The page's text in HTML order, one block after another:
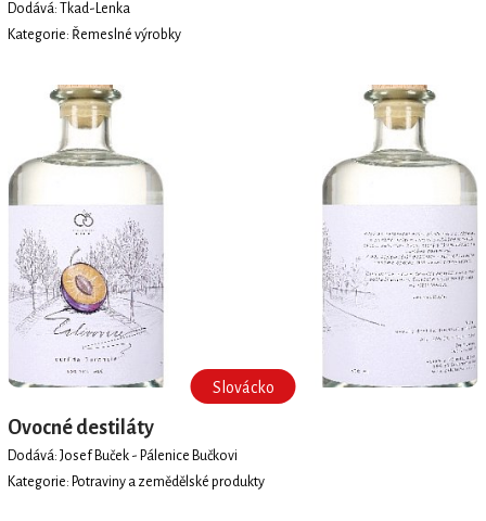
Dodává: Tkad-Lenka
Kategorie: Řemeslné výrobky
Slovácko
Ovocné destiláty
Dodává: Josef Buček - Pálenice Bučkovi
Kategorie: Potraviny a zemědělské produkty